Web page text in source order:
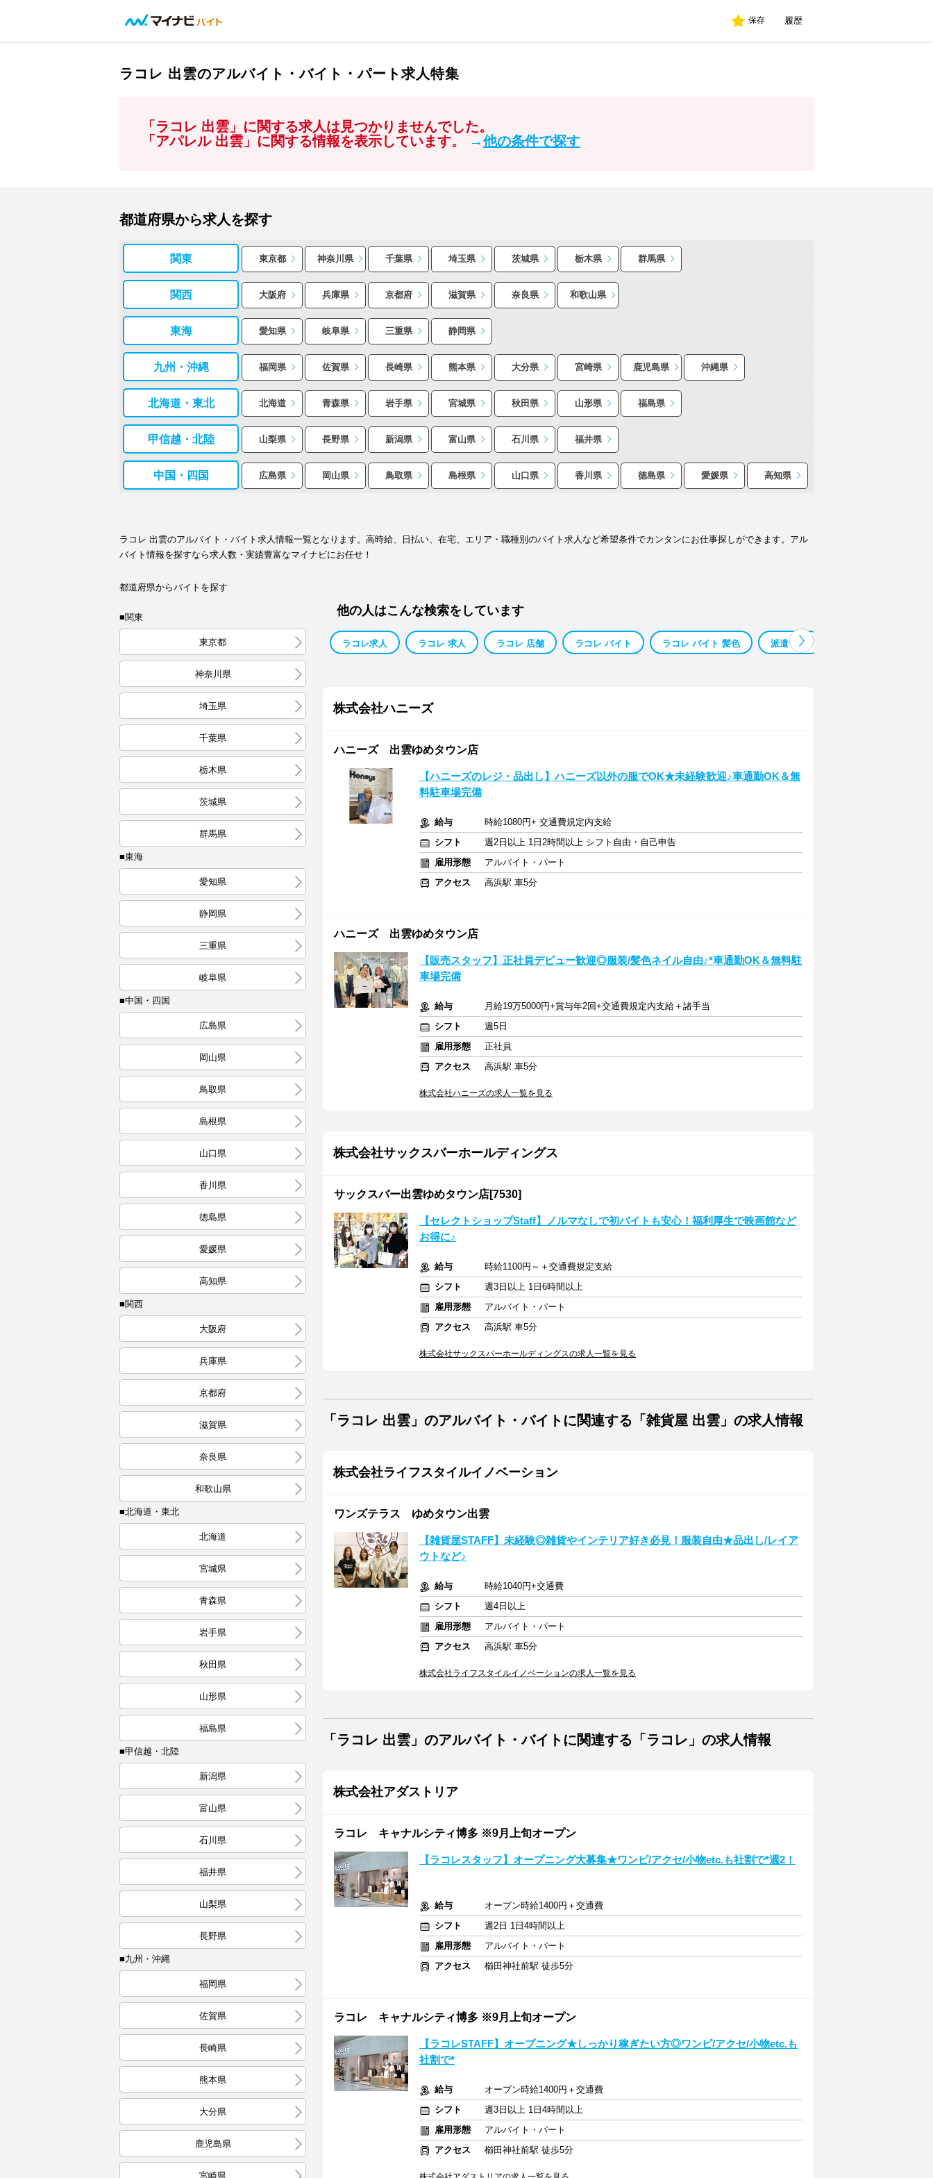
保存 履歴
ラコレ 出雲のアルバイト・バイト・パート求人特集
「ラコレ 出雲」に関する求人は見つかりませんでした。
「アパレル 出雲」に関する情報を表示しています。
→他の条件で探す
都道府県から求人を探す
関東 東京都 神奈川県 千葉県 埼玉県 茨城県 栃木県 群馬県
関西 大阪府 兵庫県 京都府 滋賀県 奈良県 和歌山県
東海 愛知県 岐阜県 三重県 静岡県
九州・沖縄 福岡県 佐賀県 長崎県 熊本県 大分県 宮崎県 鹿児島県 沖縄県
北海道・東北 北海道 青森県 岩手県 宮城県 秋田県 山形県 福島県
甲信越・北陸 山梨県 長野県 新潟県 富山県 石川県 福井県
中国・四国 広島県 岡山県 鳥取県 島根県 山口県 香川県 徳島県 愛媛県 高知県
ラコレ 出雲のアルバイト・バイト求人情報一覧となります。高時給、日払い、在宅、エリア・職種別のバイト求人など希望条件でカンタンにお仕事探しができます。アル
バイト情報を探すなら求人数・実績豊富なマイナビにお任せ！
都道府県からバイトを探す
■関東
東京都
神奈川県
埼玉県
千葉県
栃木県
茨城県
群馬県
■東海
愛知県
静岡県
三重県
岐阜県
■中国・四国
広島県
岡山県
鳥取県
島根県
山口県
香川県
徳島県
愛媛県
高知県
■関西
大阪府
兵庫県
京都府
滋賀県
奈良県
和歌山県
■北海道・東北
北海道
宮城県
青森県
岩手県
秋田県
山形県
福島県
■甲信越・北陸
新潟県
富山県
石川県
福井県
山梨県
長野県
■九州・沖縄
福岡県
佐賀県
長崎県
熊本県
大分県
鹿児島県
宮崎県
他の人はこんな検索をしています
ラコレ求人 ラコレ 求人 ラコレ 店舗 ラコレ バイト ラコレ バイト 髪色 派遣 出雲
株式会社ハニーズ
ハニーズ 出雲ゆめタウン店
【ハニーズのレジ・品出し】ハニーズ以外の服でOK★未経験歓迎♪車通勤OK＆無
料駐車場完備
給与
時給1080円+ 交通費規定内支給
シフト
週2日以上 1日2時間以上 シフト自由・自己申告
雇用形態
アルバイト・パート
アクセス
高浜駅 車5分
ハニーズ 出雲ゆめタウン店
【販売スタッフ】正社員デビュー歓迎◎服装/髪色ネイル自由♪*車通勤OK＆無料駐
車場完備
給与
月給19万5000円+賞与年2回+交通費規定内支給＋諸手当
シフト
週5日
雇用形態
正社員
アクセス
高浜駅 車5分
株式会社ハニーズの求人一覧を見る
株式会社サックスバーホールディングス
サックスバー出雲ゆめタウン店[7530]
【セレクトショップStaff】ノルマなしで初バイトも安心！福利厚生で映画館など
お得に♪
給与
時給1100円～＋交通費規定支給
シフト
週3日以上 1日6時間以上
雇用形態
アルバイト・パート
アクセス
高浜駅 車5分
株式会社サックスバーホールディングスの求人一覧を見る
「ラコレ 出雲」のアルバイト・バイトに関連する「雑貨屋 出雲」の求人情報
株式会社ライフスタイルイノベーション
ワンズテラス ゆめタウン出雲
【雑貨屋STAFF】未経験◎雑貨やインテリア好き必見！服装自由★品出し/レイア
ウトなど♪
給与
時給1040円+交通費
シフト
週4日以上
雇用形態
アルバイト・パート
アクセス
高浜駅 車5分
株式会社ライフスタイルイノベーションの求人一覧を見る
「ラコレ 出雲」のアルバイト・バイトに関連する「ラコレ」の求人情報
株式会社アダストリア
ラコレ キャナルシティ博多 ※9月上旬オープン
【ラコレスタッフ】オープニング大募集★ワンピ/アクセ/小物etc.も社割で*週2！
給与
オープン時給1400円＋交通費
シフト
週2日 1日4時間以上
雇用形態
アルバイト・パート
アクセス
櫛田神社前駅 徒歩5分
ラコレ キャナルシティ博多 ※9月上旬オープン
【ラコレSTAFF】オープニング★しっかり稼ぎたい方◎ワンピ/アクセ/小物etc.も
社割で*
給与
オープン時給1400円＋交通費
シフト
週3日以上 1日4時間以上
雇用形態
アルバイト・パート
アクセス
櫛田神社前駅 徒歩5分